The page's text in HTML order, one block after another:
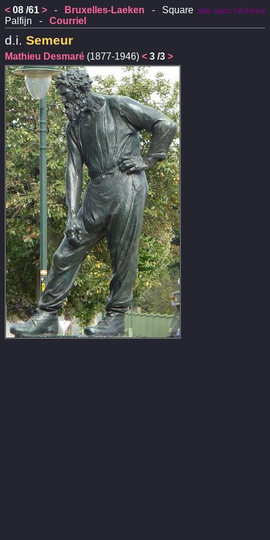
site sans réclame
< 08 /61 > - Bruxelles-Laeken - Square
Palfijn - Courriel
d.i. Semeur
Mathieu Desmaré (1877-1946) < 3 /3 >